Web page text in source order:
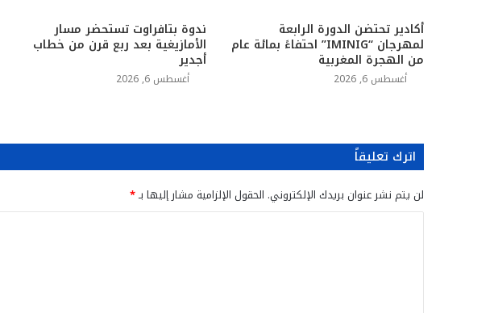
ندوة بتافراوت تستحضر مسار
الأمازيغية بعد ربع قرن من خطاب
أجدير
أغسطس 6, 2026
أكادير تحتضن الدورة الرابعة
لمهرجان “IMINIG” احتفاءً بمائة عام
من الهجرة المغربية
أغسطس 6, 2026
اترك تعليقاً
لن يتم نشر عنوان بريدك الإلكتروني. الحقول الإلزامية مشار إليها بـ*